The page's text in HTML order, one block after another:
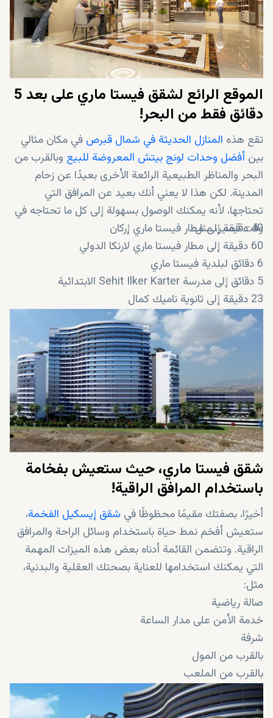
الموقع الرائع لشقق فيستا ماري على بعد 5
دقائق فقط من البحر!
تقع هذه المنازل الحديثة في شمال قبرص في مكان مثالي
بين أفضل وحدات لونج بيتش المعروضة للبيع وبالقرب من
البحر والمناظر الطبيعية الرائعة الأخرى بعيدًا عن زحام
المدينة. لكن هذا لا يعني أنك بعيد عن المرافق التي
تحتاجها، لأنه يمكنك الوصول بسهولة إلى كل ما تحتاجه في
وقت قصير، مثل:
40 دقيقة إلى مطار فيستا ماري إركان
60 دقيقة إلى مطار فيستا ماري لارنكا الدولي
6 دقائق لبلدية فيستا ماري
5 دقائق إلى مدرسة Sehit Ilker Karter الابتدائية
23 دقيقة إلى ثانوية ناميك كمال
15 دقيقة إلى جامعة شرق البحر الأبيض المتوسط
دقيقتان إلى صيدلية أوزبيرتان
شقق فيستا ماري، حيث ستعيش بفخامة
باستخدام المرافق الراقية!
أخيرًا، بصفتك مقيمًا محظوظًا في شقق إيسكيل الفخمة،
ستعيش أفخم نمط حياة باستخدام وسائل الراحة والمرافق
الراقية. وتتضمن القائمة أدناه بعض هذه الميزات المهمة
التي يمكنك استخدامها للعناية بصحتك العقلية والبدنية،
مثل:
صالة رياضية
خدمة الأمن على مدار الساعة
شرفة
بالقرب من المول
بالقرب من الملعب
مصعد
رسوم الصيانة الشهرية